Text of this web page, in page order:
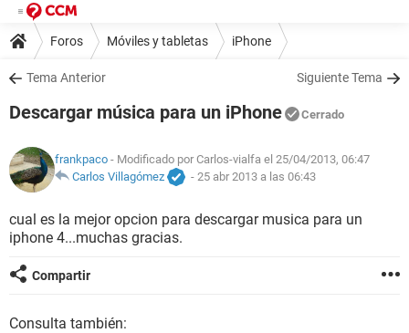
Foros Móviles y tabletas iPhone
Tema Anterior Siguiente Tema
Descargar música para un iPhone Cerrado
frankpaco - Modificado por Carlos-vialfa el 25/04/2013, 06:47
Carlos Villagómez
- 25 abr 2013 a las 06:43
cual es la mejor opcion para descargar musica para un
iphone 4...muchas gracias.
Compartir
Consulta también: